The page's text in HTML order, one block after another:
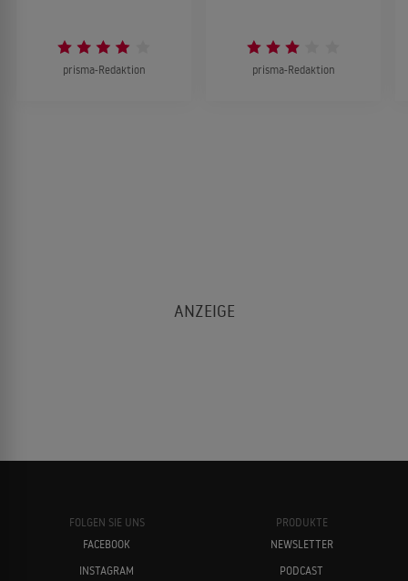
prisma-Redaktion prisma-Redaktion
FOLGEN SIE UNS
FACEBOOK
INSTAGRAM
PRODUKTE
NEWSLETTER
PODCAST